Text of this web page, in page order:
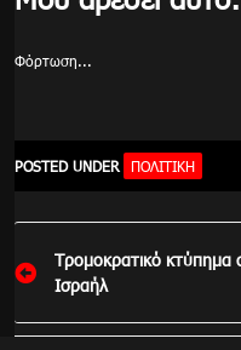
Φόρτωση...
POSTED UNDER ΠΟΛΙΤΙΚΉ
Πλοήγηση
άρθρων
Τρομοκρατικό κτύπημα
Ισραήλ